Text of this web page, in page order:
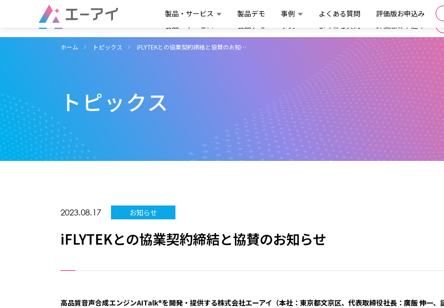
製品・サービス 製品デモ 事例 よくある質問 評価版お申込み
製品・サービス 製品デモ 事例 よくある質問 評価版お申込み
ホーム トピックス iFLYTEKとの協業契約締結と協賛のお知…
トピックス
2023.08.17 お知らせ
iFLYTEKとの協業契約締結と協賛のお知らせ
高品質音声合成エンジンAITalk®を開発・提供する株式会社エーアイ（本社：東京都文京区、代表取締役社長：廣飯 伸一